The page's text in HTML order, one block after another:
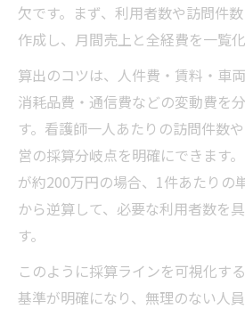
欠です。まず、利用者数や訪問件
作成し、月間売上と全経費を一覧化
算出のコツは、人件費・賃料・車
消耗品費・通信費などの変動費を
す。看護師一人あたりの訪問件数
営の採算分岐点を明確にできます
が約200万円の場合、1件あたりの
から逆算して、必要な利用者数を
す。
このように採算ラインを可視化す
基準が明確になり、無理のない人